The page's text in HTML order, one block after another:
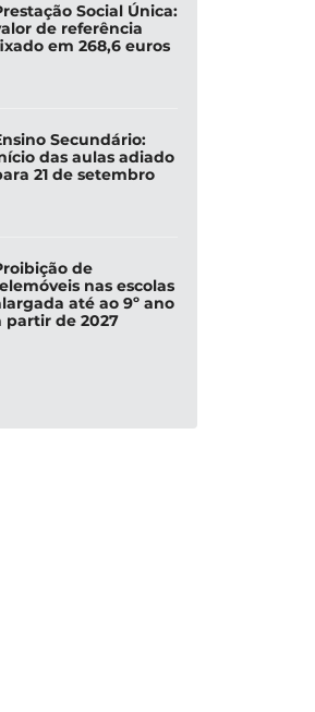
Social Única:
de referência
em 268,6 euros
Secundário:
das aulas adiado
21 de setembro
de
nas escolas
até ao 9º ano
partir de 2027